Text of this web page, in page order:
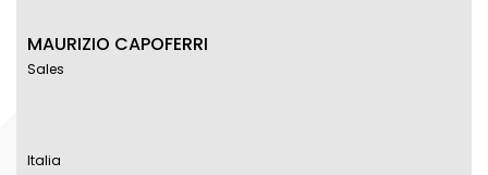
MAURIZIO CAPOFERRI
Sales
Italia